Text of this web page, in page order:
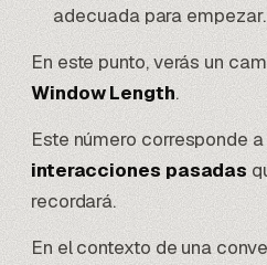
adecuada para empezar.
En este punto, verás un
Window Length.
Este número corresponde
interacciones pasadas
recordará.
En el contexto de una